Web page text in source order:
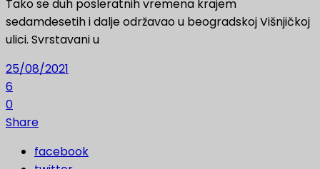
Tako se duh posleratnih vremena krajem
sedamdesetih i dalje održavao u beogradskoj Višnjičkoj
ulici. Svrstavani u
25/08/2021
6
0
Share
facebook